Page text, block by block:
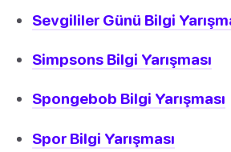
Sevgililer Günü Bilgi
Simpsons Bilgi Yarışması
Spongebob Bilgi Yarışması
Spor Bilgi Yarışması